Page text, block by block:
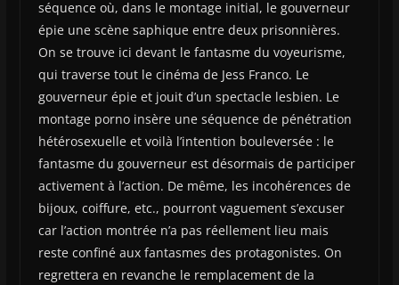
séquence où, dans le montage initial, le gouverneur
épie une scène saphique entre deux prisonnières.
On se trouve ici devant le fantasme du voyeurisme,
qui traverse tout le cinéma de Jess Franco. Le
gouverneur épie et jouit d’un spectacle lesbien. Le
montage porno insère une séquence de pénétration
hétérosexuelle et voilà l’intention bouleversée : le
fantasme du gouverneur est désormais de participer
activement à l’action. De même, les incohérences de
bijoux, coiffure, etc., pourront vaguement s’excuser
car l’action montrée n’a pas réellement lieu mais
reste confiné aux fantasmes des protagonistes. On
regrettera en revanche le remplacement de la